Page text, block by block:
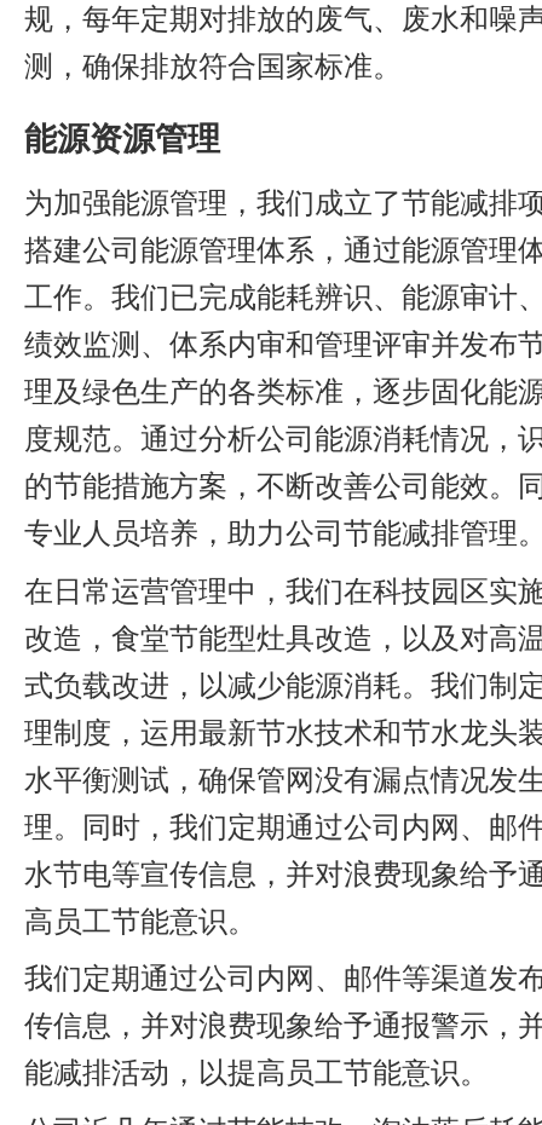
规，每年定期对排放的废气、废水和噪
测，确保排放符合国家标准。
能源资源管理
为加强能源管理，我们成立了节能减排
搭建公司能源管理体系，通过能源管理
工作。我们已完成能耗辨识、能源审计
绩效监测、体系内审和管理评审并发布
理及绿色生产的各类标准，逐步固化能
度规范。通过分析公司能源消耗情况，
的节能措施方案，不断改善公司能效。
专业人员培养，助力公司节能减排管理
在日常运营管理中，我们在科技园区实
改造，食堂节能型灶具改造，以及对高
式负载改进，以减少能源消耗。我们制
理制度，运用最新节水技术和节水龙头
水平衡测试，确保管网没有漏点情况发
理。同时，我们定期通过公司内网、邮
水节电等宣传信息，并对浪费现象给予
高员工节能意识。
我们定期通过公司内网、邮件等渠道发
传信息，并对浪费现象给予通报警示，
能减排活动，以提高员工节能意识。